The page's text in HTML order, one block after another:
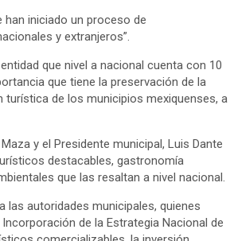
iniciado un proceso de
y extranjeros”.
que nivel a nacional cuenta con 10
que tiene la preservación de la
de los municipios mexiquenses, a
y el Presidente municipal, Luis Dante
destacables, gastronomía
que las resaltan a nivel nacional.
las autoridades municipales, quienes
de la Estrategia Nacional de